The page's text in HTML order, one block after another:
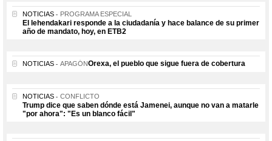
NOTICIAS PROGRAMA ESPECIAL
El lehendakari responde a la ciudadanía y hace balance de su primer
año de mandato, hoy, en ETB2
NOTICIAS APAGÓNOrexa, el pueblo que sigue fuera de cobertura
NOTICIAS CONFLICTO
Trump dice que saben dónde está Jamenei, aunque no van a matarle
"por ahora": "Es un blanco fácil"